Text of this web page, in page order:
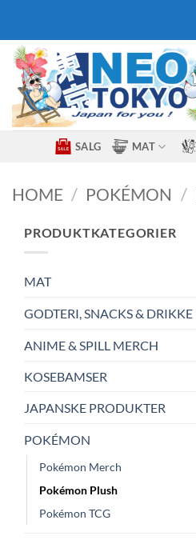
content
SALG MAT
HOME / POKÉMON /
PRODUKTKATEGORIER
MAT
GODTERI, SNACKS & DRIKKE
ANIME & SPILL MERCH
KOSEBAMSER
JAPANSKE PRODUKTER
POKÉMON
Pokémon Merch
Pokémon Plush
Pokémon TCG